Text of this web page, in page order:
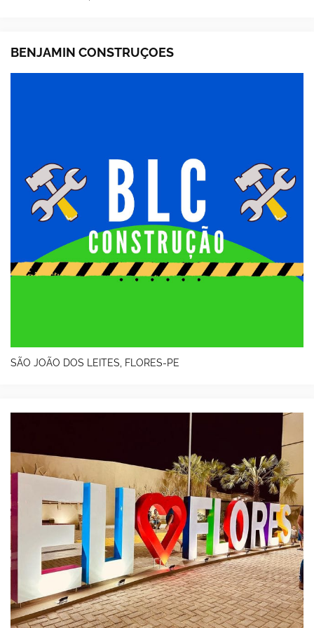
BENJAMIN CONSTRUÇOES
SÃO JOÃO DOS LEITES, FLORES-PE